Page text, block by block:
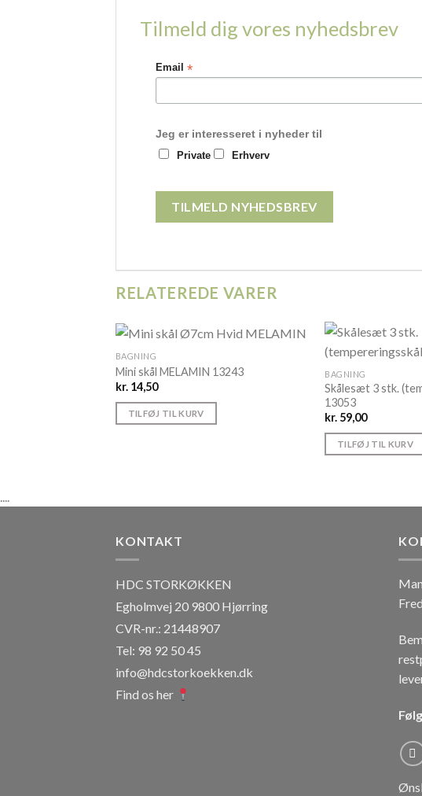
Tilmeld dig vores nyhedsbrev
Email *
Jeg er interesseret i nyheder til
Private Erhverv
RELATEREDE VARER
BAGNING
Mini skål MELAMIN 13243
kr.14,50
TILFØJ TIL KURV
BAGNING
Skålesæt 3 stk.
13053
kr. 59,00
TILFØJ TIL KURV
KONTAKT
HDC STORKØKKEN
Egholmvej 20 9800 Hjørring
CVR-nr.: 21448907
Tel: 98 92 50 45
info@hdcstorkoekken.dk
Find os her